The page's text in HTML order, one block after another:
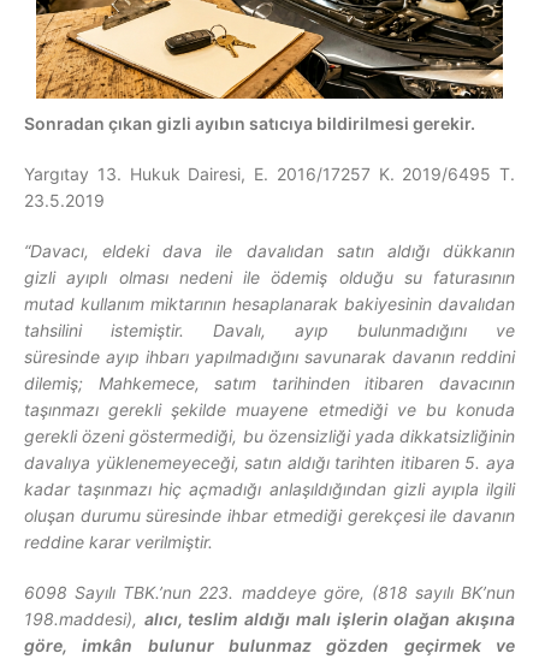
Sonradan çıkan gizli ayıbın satıcıya bildirilmesi gerekir.
Yargıtay 13. Hukuk Dairesi, E. 2016/17257 K. 2019/6495 T.
23.5.2019
“Davacı, eldeki dava ile davalıdan satın aldığı dükkanın
gizliayıplı olması nedeni ile ödemiş olduğu su faturasının
mutad kullanım miktarının hesaplanarak bakiyesinin davalıdan
tahsilini istemiştir. Davalı, ayıp bulunmadığını ve
süresinde ayıp ihbarı yapılmadığını savunarak davanın reddini
dilemiş; Mahkemece, satım tarihinden itibaren davacının
taşınmazı gerekli şekilde muayene etmediği ve bu konuda
gerekli özeni göstermediği, bu özensizliği yada dikkatsizliğinin
davalıya yüklenemeyeceği, satın aldığı tarihten itibaren 5. aya
kadar taşınmazı hiç açmadığı anlaşıldığından gizli ayıpla ilgili
oluşan durumu süresinde ihbar etmediği gerekçesi ile davanın
reddine karar verilmiştir.
6098 Sayılı TBK.’nun 223. maddeye göre, (818 sayılı BK’nun
198.maddesi), alıcı, teslim aldığı malı işlerin olağan akışına
göre, imkân bulunur bulunmaz gözden geçirmek ve